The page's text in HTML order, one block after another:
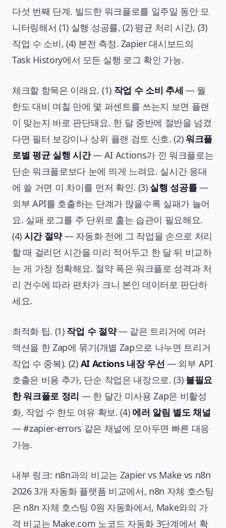
다섯 번째 단계. 빌드한 워크플로를 일주일 동안 모
니터링해서 (1) 실행 성공률, (2) 평균 처리 시간, (3)
작업 수 소비, (4) 본전 측정. Zapier 대시보드의
Task History에서 모든 실행 로그 확인 가능.
체크할 항목은 이래요. (1) 작업 수 소비 추세 — 월
한도 대비 며칠 만에 몇 퍼센트를 쓰는지 보면 플랜
이 맞는지 바로 판단돼요. 한 달 중반에 절반을 넘겼
다면 필터 보강이나 상위 플랜 검토 신호. (2) 워크플
로별 평균 실행 시간— AI Actions가 낀 워크플로는
단순 워크플로보다 눈에 띄게 느려요. 실시간 응대
에 쓸 거면 이 차이를 먼저 확인. (3) 실행 성공률—
외부 API를 호출하는 단계가 많을수록 실패가 늘어
요. 실패 로그를 주 단위로 훑는 습관이 필요해요.
(4) 시간 절약— 자동화 전에 그 작업을 손으로 처리
할 때 걸리던 시간을 미리 적어두고 한 달 뒤 비교하
는 게 가장 정확해요. 절약 폭은 워크플로 성격과 처
리 건수에 따라 편차가 크니 본인 데이터로 판단하
세요.
최적화 팁. (1) 작업 수 절약— 같은 트리거에 여러
액션을 한 Zap에 묶기(개별 Zap으로 나누면 트리거
작업 수 중복). (2) AI Actions 내장 우선 — 외부 API
호출은 비용 추가, 단순 작업은 내장으로. (3) 불필요
한 워크플로 정리 — 한 달간 미사용 Zap은 비활성
화, 작업 수 한도 여유 확보. (4) 에러 알림 별도 채널
— #zapier-errors 같은 채널에 모아두면 빠른 대응
가능.
내부 링크: n8n과의 비교는 Zapier vs Make vs n8n
2026 3개 자동화 플랫폼 비교에서, n8n 자체 호스팅
은 n8n 자체 호스팅 0원 자동화에서, Make와의 가
격 비교는 Make.com 노코드 자동화 3단계에서 확